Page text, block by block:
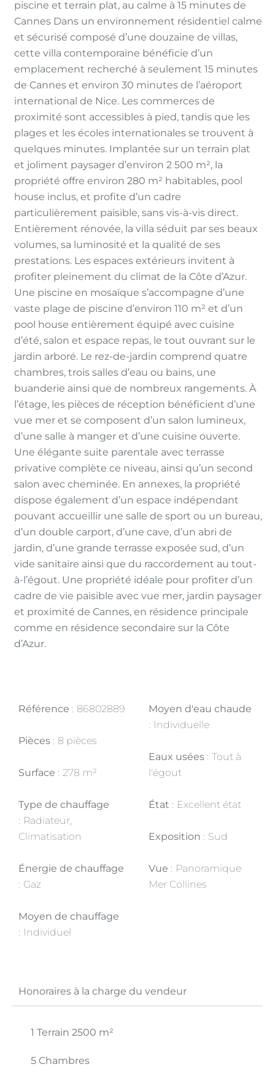
piscine et terrain plat, au calme à 15 minutes de
Cannes Dans un environnement résidentiel calme
et sécurisé composé d’une douzaine de villas,
cette villa contemporaine bénéficie d’un
emplacement recherché à seulement 15 minutes
de Cannes et environ 30 minutes de l’aéroport
international de Nice. Les commerces de
proximité sont accessibles à pied, tandis que les
plages et les écoles internationales se trouvent à
quelques minutes. Implantée sur un terrain plat
et joliment paysager d’environ 2 500 m², la
propriété offre environ 280 m² habitables, pool
house inclus, et profite d’un cadre
particulièrement paisible, sans vis-à-vis direct.
Entièrement rénovée, la villa séduit par ses beaux
volumes, sa luminosité et la qualité de ses
prestations. Les espaces extérieurs invitent à
profiter pleinement du climat de la Côte d’Azur.
Une piscine en mosaïque s’accompagne d’une
vaste plage de piscine d’environ 110 m² et d’un
pool house entièrement équipé avec cuisine
d’été, salon et espace repas, le tout ouvrant sur le
jardin arboré. Le rez-de-jardin comprend quatre
chambres, trois salles d’eau ou bains, une
buanderie ainsi que de nombreux rangements. À
l’étage, les pièces de réception bénéficient d’une
vue mer et se composent d’un salon lumineux,
d’une salle à manger et d’une cuisine ouverte.
Une élégante suite parentale avec terrasse
privative complète ce niveau, ainsi qu’un second
salon avec cheminée. En annexes, la propriété
dispose également d’un espace indépendant
pouvant accueillir une salle de sport ou un bureau,
d’un double carport, d’une cave, d’un abri de
jardin, d’une grande terrasse exposée sud, d’un
vide sanitaire ainsi que du raccordement au tout-
à-l’égout. Une propriété idéale pour profiter d’un
cadre de vie paisible avec vue mer, jardin paysager
et proximité de Cannes, en résidence principale
comme en résidence secondaire sur la Côte
d’Azur.
Référence 86802889
Pièces 8 pièces
Surface 278 m²
Type de chauffage
Radiateur,
Climatisation
Énergie de chauffage
Gaz
Moyen de chauffage
Individuel
Moyen d'eau chaude
Individuelle
Eaux usées
Tout à
l'égout
État Excellent état
Exposition Sud
Vue
Panoramique
Mer Collines
Honoraires à la charge du vendeur
1 Terrain 2500 m²
5 Chambres